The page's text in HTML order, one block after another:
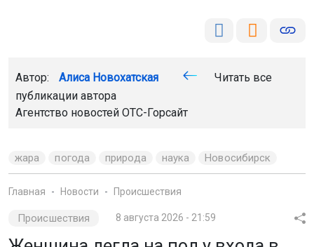
Автор: Алиса Новохатская
Читать все
публикации автора
Агентство новостей ОТС-Горсайт
жара погода природа наука Новосибирск
Главная Новости Происшествия
Происшествия 8 августа 2026 - 21:59